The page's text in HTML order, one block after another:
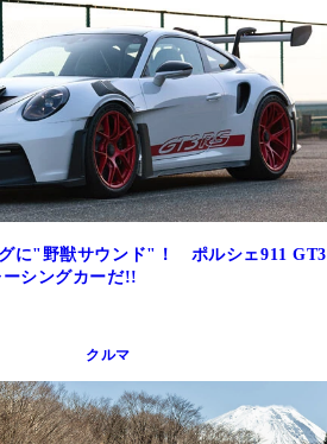
に"野獣サウンド"！ ポルシェ911 GT3
シングカーだ!!
クルマ